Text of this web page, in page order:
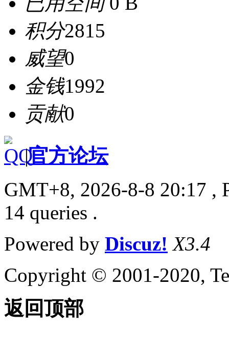
积分2815
威望0
金钱1992
贡献0
|官方论坛
GMT+8, 2026-8-8 20:17 ,
14 queries .
Powered by Discuz! X3.4
Copyright © 2001-2020,
返回顶部